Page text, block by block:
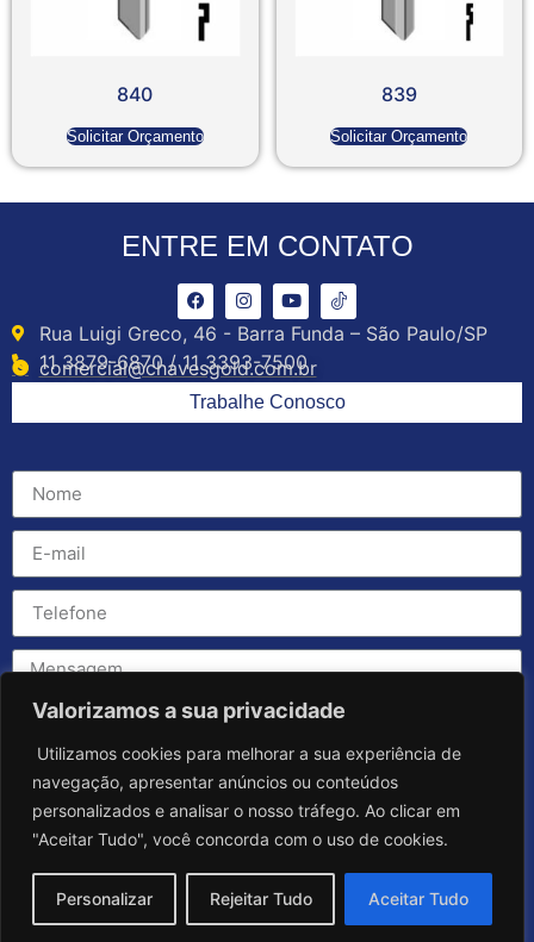
Valorizamos a sua privacidade
Utilizamos cookies para melhorar a sua experiência de
navegação, apresentar anúncios ou conteúdos
personalizados e analisar o nosso tráfego. Ao clicar em
"Aceitar Tudo", você concorda com o uso de cookies.
Personalizar Rejeitar Tudo Aceitar Tudo
840
Solicitar Orçamento
839
Solicitar Orçamento
ENTRE EM CONTATO
Rua Luigi Greco, 46 - Barra Funda – São Paulo/SP
11 3879-6870 / 11 3393-7500
comercial@chavesgold.com.br
Trabalhe Conosco
Enviar